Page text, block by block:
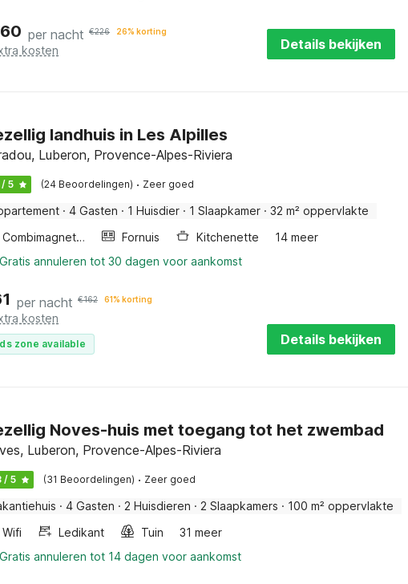
per nacht €226 26% korting
kosten Details bekijken
landhuis in Les Alpilles
Luberon, Provence-Alpes-Riviera
/ 5 (24 Beoordelingen) · Zeer goed
· 4 Gasten · 1 Huisdier · 1 Slaapkamer · 32 m² oppervlakte
Combimagnetron
Fornuis Kitchenette
14 meer
Gratis annuleren tot 30 dagen voor aankomst
per nacht €162 61% korting
kosten
zone available Details bekijken
Noves-huis met toegang tot het zwembad
Luberon, Provence-Alpes-Riviera
/ 5 (31 Beoordelingen) · Zeer goed
· 4 Gasten · 2 Huisdieren · 2 Slaapkamers · 100 m² oppervlakte
Wifi
Ledikant Tuin
31 meer
Gratis annuleren tot 14 dagen voor aankomst